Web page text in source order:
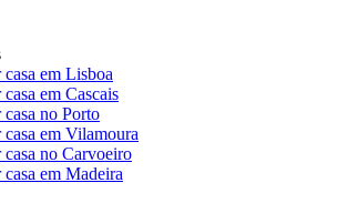
em Lisboa
em Cascais
no Porto
em Vilamoura
casa no Carvoeiro
em Madeira